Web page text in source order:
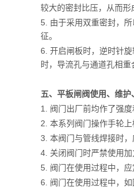
较大的密封比压，从而形
5. 由于采用双重密封，
征。
6. 开启闸板时，逆时针
时，导流孔与通道孔相重
五、平板闸阀使用、维护
1. 阀门出厂前均作了强
2. 本系列阀门操作手轮
3. 本阀门与管线焊接时
4. 关闭阀门时严禁使用
5. 阀门在使用过程中，应
6. 阀门在使用过程中，如